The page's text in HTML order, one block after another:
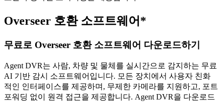
Overseer 호환 소프트웨어*
무료로 Overseer 호환 소프트웨어 다운로드하기
Agent DVR는 사람, 차량 및 물체를 실시간으로 감지하는 무료
AI 기반 감시 소프트웨어입니다. 모든 장치에서 사용자 친화
적인 인터페이스를 제공하며, 무제한 카메라를 지원하고, 포트
포워딩 없이 원격 접근을 제공합니다. Agent DVR을 다운로드